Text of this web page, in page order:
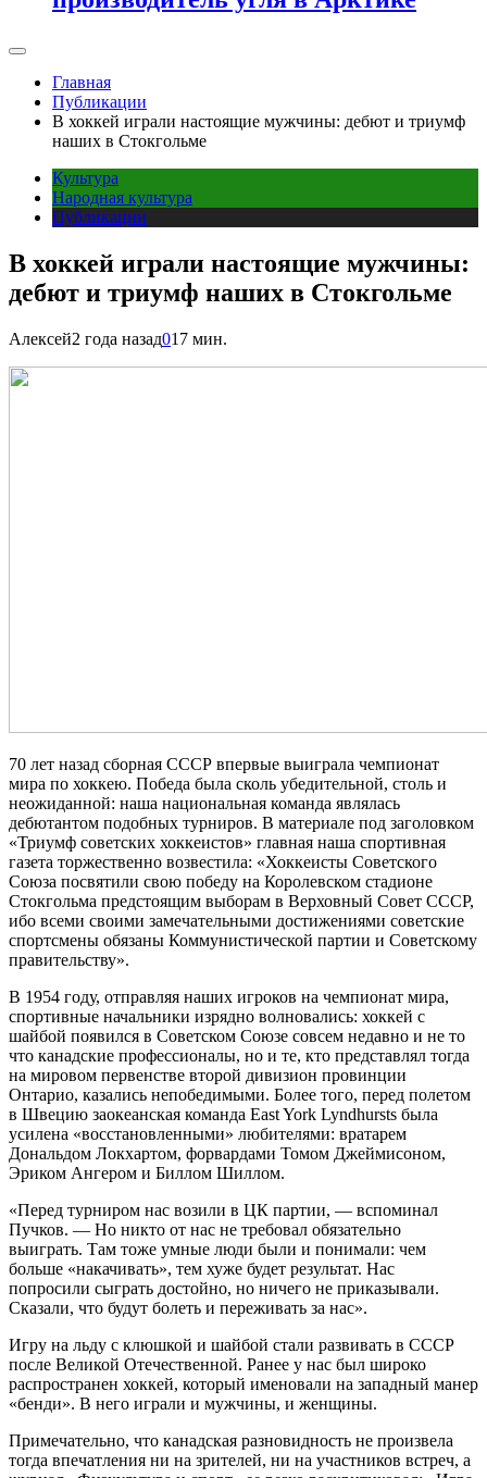
Главная
Публикации
В хоккей играли настоящие мужчины: дебют и триумф
наших в Стокгольме
Культура
Народная культура
Публикации
В хоккей играли настоящие мужчины:
дебют и триумф наших в Стокгольме
Алексей2 года назад017 мин.
70 лет назад сборная СССР впервые выиграла чемпионат
мира по хоккею. Победа была сколь убедительной, столь и
неожиданной: наша национальная команда являлась
дебютантом подобных турниров. В материале под заголовком
«Триумф советских хоккеистов» главная наша спортивная
газета торжественно возвестила: «Хоккеисты Советского
Союза посвятили свою победу на Королевском стадионе
Стокгольма предстоящим выборам в Верховный Совет СССР,
ибо всеми своими замечательными достижениями советские
спортсмены обязаны Коммунистической партии и Советскому
правительству».
В 1954 году, отправляя наших игроков на чемпионат мира,
спортивные начальники изрядно волновались: хоккей с
шайбой появился в Советском Союзе совсем недавно и не то
что канадские профессионалы, но и те, кто представлял тогда
на мировом первенстве второй дивизион провинции
Онтарио, казались непобедимыми. Более того, перед полетом
в Швецию заокеанская команда East York Lyndhursts была
усилена «восстановленными» любителями: вратарем
Дональдом Локхартом, форвардами Томом Джеймисоном,
Эриком Ангером и Биллом Шиллом.
«Перед турниром нас возили в ЦК партии, — вспоминал
Пучков. — Но никто от нас не требовал обязательно
выиграть. Там тоже умные люди были и понимали: чем
больше «накачивать», тем хуже будет результат. Нас
попросили сыграть достойно, но ничего не приказывали.
Сказали, что будут болеть и переживать за нас».
Игру на льду с клюшкой и шайбой стали развивать в СССР
после Великой Отечественной. Ранее у нас был широко
распространен хоккей, который именовали на западный манер
«бенди». В него играли и мужчины, и женщины.
Примечательно, что канадская разновидность не произвела
тогда впечатления ни на зрителей, ни на участников встреч, а